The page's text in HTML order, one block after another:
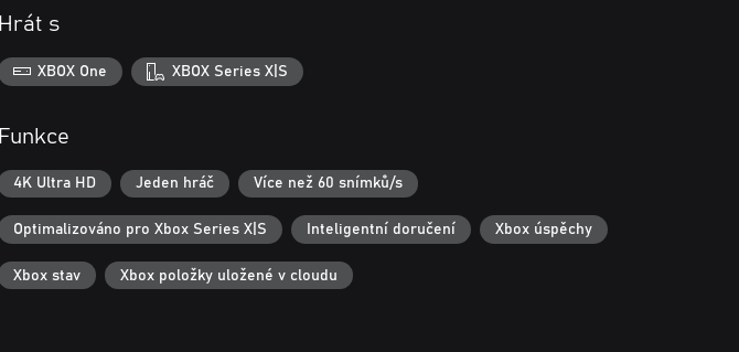
Hrát s
XBOX One XBOX Series X|S
Funkce
4K Ultra HD Jeden hráč Více než 60 snímků/s
Optimalizováno pro Xbox Series X|S Inteligentní doručení Xbox úspěchy
Xbox stav Xbox položky uložené v cloudu